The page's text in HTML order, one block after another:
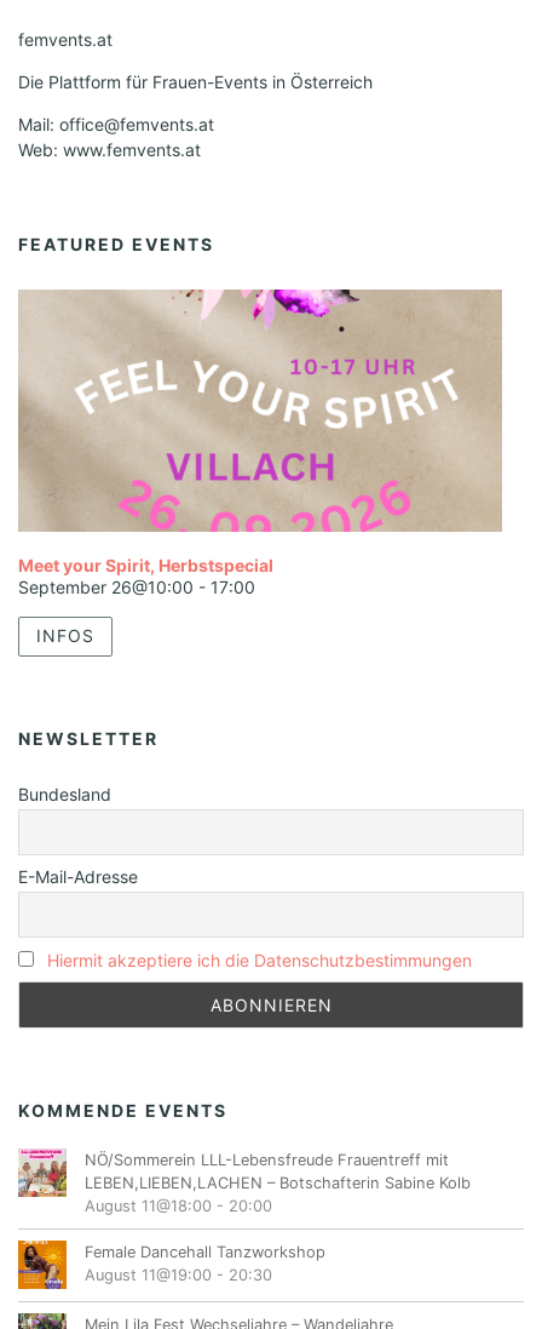
femvents.at
Die Plattform für Frauen-Events in Österreich
Mail: office@femvents.at
Web: www.femvents.at
FEATURED EVENTS
Meet your Spirit, Herbstspecial
September 26@10:00 - 17:00
INFOS
NEWSLETTER
Bundesland
E-Mail-Adresse
Hiermit akzeptiere ich die Datenschutzbestimmungen
KOMMENDE EVENTS
NÖ/Sommerein LLL-Lebensfreude Frauentreff mit
LEBEN,LIEBEN,LACHEN – Botschafterin Sabine Kolb
August 11@18:00 - 20:00
Female Dancehall Tanzworkshop
August 11@19:00 - 20:30
Mein Lila Fest Wechseljahre – Wandeljahre